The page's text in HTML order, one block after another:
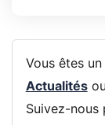
Vous êtes
Actualités
Suivez-nous